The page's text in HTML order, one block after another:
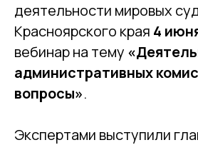
деятельности мировых
Красноярского края 4
вебинар на тему
административных
вопросы».
Экспертами выступили